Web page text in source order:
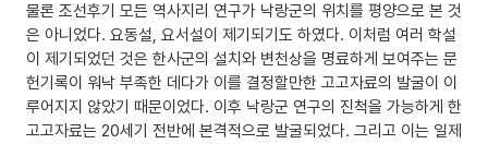
물론 조선후기 모든 역사지리 연구가 낙랑군의 위치를 평양으로 본 것
은 아니었다. 요동설, 요서설이 제기되기도 하였다. 이처럼 여러 학설
이 제기되었던 것은 한사군의 설치와 변천상을 명료하게 보여주는 문
헌기록이 워낙 부족한 데다가 이를 결정할만한 고고자료의 발굴이 이
루어지지 않았기 때문이었다. 이후 낙랑군 연구의 진척을 가능하게 한
고고자료는 20세기 전반에 본격적으로 발굴되었다. 그리고 이는 일제